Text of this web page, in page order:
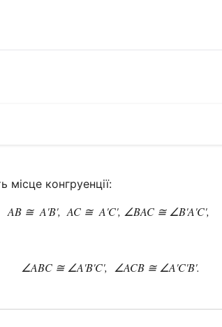
AB ≅  A'B',  AC ≅  A'C', ∠BAC ≅ ∠B'A'C',
∠ABC ≅ ∠A'B'C',  ∠ACB ≅ ∠A'C'B'.